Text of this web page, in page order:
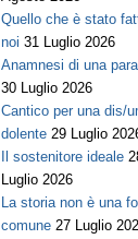
Quello che è stato
noi 31 Luglio 2026
Anamnesi di una
30 Luglio 2026
Cantico per una dis/
dolente 29 Luglio
Il sostenitore ideale
Luglio 2026
La storia non è una
comune 27 Luglio